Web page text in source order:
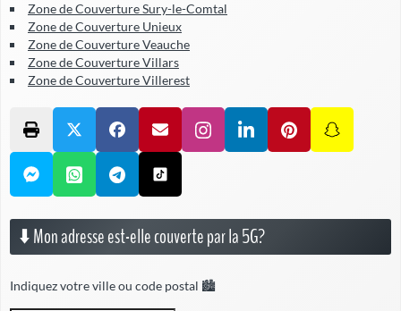
Zone de Couverture Sury-le-Comtal
Zone de Couverture Unieux
Zone de Couverture Veauche
Zone de Couverture Villars
Zone de Couverture Villerest
⬇️ Mon adresse est-elle couverte par la 5G?
Indiquez votre ville ou code postal 🏙️